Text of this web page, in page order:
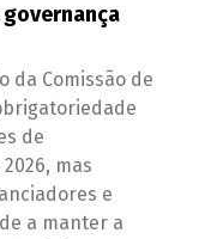
da Comissão de
de
mas
e
a manter a